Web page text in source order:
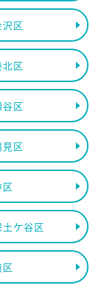
区
区
区
区
ケ谷区